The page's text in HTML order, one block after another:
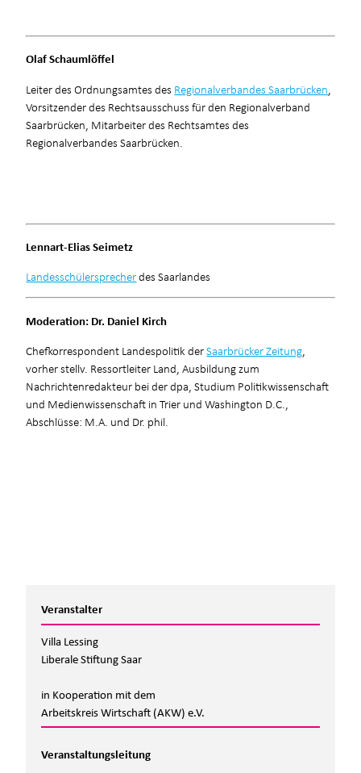
Olaf Schaumlöffel
Leiter des Ordnungsamtes des Regionalverbandes Saarbrücken
Vorsitzender des Rechtsausschuss für den Regionalverband
Saarbrücken, Mitarbeiter des Rechtsamtes des
Regionalverbandes Saarbrücken.
Lennart-Elias Seimetz
Landesschülersprecherdes Saarlandes
Moderation: Dr. Daniel Kirch
Chefkorrespondent Landespolitik derSaarbrücker Zeitung,
vorher stellv. Ressortleiter Land, Ausbildung zum
Nachrichtenredakteur bei der dpa, Studium Politikwissenschaft
und Medienwissenschaft in Trier und Washington D.C.,
Abschlüsse: M.A. und Dr. phil.
Veranstalter
Villa Lessing
Liberale Stiftung Saar
in Kooperation mit dem
Arbeitskreis Wirtschaft (AKW) e.V.
Veranstaltungsleitung